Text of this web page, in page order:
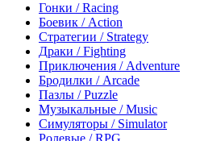
Гонки / Racing
Боевик / Action
Стратегии / Strategy
Драки / Fighting
Приключения / Adventure
Бродилки / Arcade
Пазлы / Puzzle
Музыкальные / Music
Симуляторы / Simulator
Ролевые / RPG